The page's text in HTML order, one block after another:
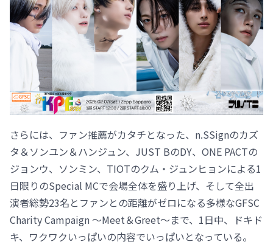
さらには、ファン推薦がカタチとなった、n.SSignのカズ
タ＆ソンユン＆ハンジュン、JUST BのDY、ONE PACTの
ジョンウ、ソンミン、TIOTのクム・ジュンヒョンによる1
日限りのSpecial MCで会場全体を盛り上げ、そして全出
演者総勢23名とファンとの距離がゼロになる多様なGFSC
Charity Campaign ～Meet＆Greet～まで、1日中、ドキド
キ、ワクワクいっぱいの内容でいっぱいとなっている。